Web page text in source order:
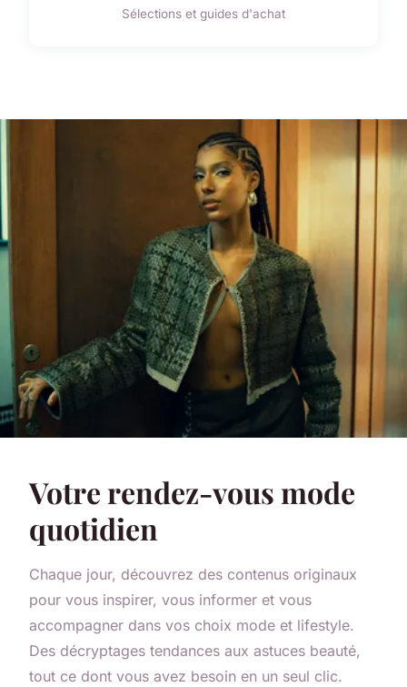
Sélections et guides d'achat
Votre rendez-vous mode
quotidien
Chaque jour, découvrez des contenus originaux
pour vous inspirer, vous informer et vous
accompagner dans vos choix mode et lifestyle.
Des décryptages tendances aux astuces beauté,
tout ce dont vous avez besoin en un seul clic.